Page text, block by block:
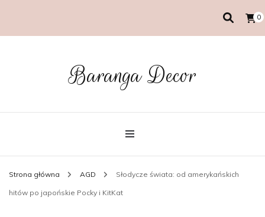
0
Baranga Decor
Strona główna AGD Słodycze świata: od amerykańskich
hitów po japońskie Pocky i KitKat